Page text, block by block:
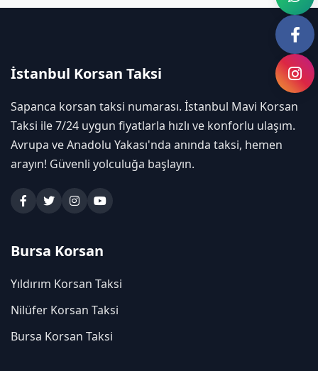
İstanbul Korsan Taksi
Sapanca korsan taksi numarası. İstanbul Mavi Korsan
Taksi ile 7/24 uygun fiyatlarla hızlı ve konforlu ulaşım.
Avrupa ve Anadolu Yakası'nda anında taksi, hemen
arayın! Güvenli yolculuğa başlayın.
Bursa Korsan
Yıldırım Korsan Taksi
Nilüfer Korsan Taksi
Bursa Korsan Taksi